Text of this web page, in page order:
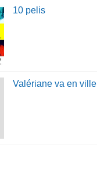
10 pelis
Valériane va en ville